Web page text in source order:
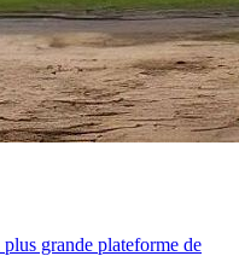
grande plateforme de